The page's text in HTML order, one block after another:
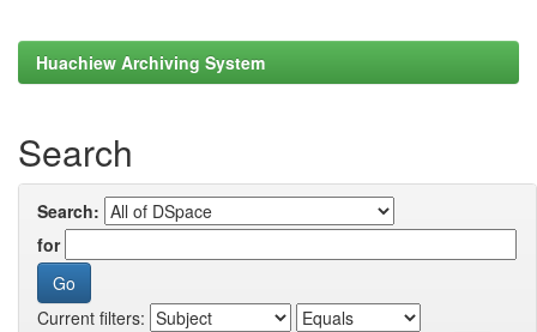
Huachiew Archiving System
Search
Search:
for
Current filters: